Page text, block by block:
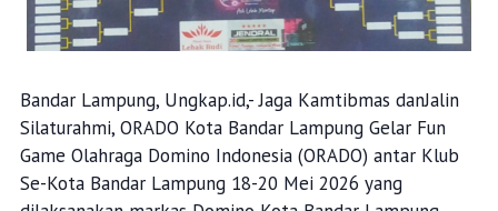
Bandar Lampung, Ungkap.id,- Jaga Kamtibmas danJalin
Silaturahmi, ORADO Kota Bandar Lampung Gelar Fun
Game Olahraga Domino Indonesia (ORADO) antar Klub
Se-Kota Bandar Lampung 18-20 Mei 2026 yang